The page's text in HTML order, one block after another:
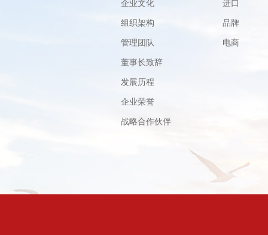
企业文化
组织架构
管理团队
董事长致辞
发展历程
企业荣誉
战略合作伙伴
进口
品牌
电商